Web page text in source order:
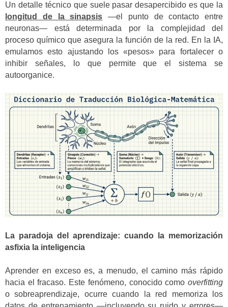
Un detalle técnico que suele pasar desapercibido es que la
longitud de la sinapsis —el punto de contacto entre
neuronas— está determinada por la complejidad del
proceso químico que asegura la función de la red. En la IA,
emulamos esto ajustando los «pesos» para fortalecer o
inhibir señales, lo que permite que el sistema se
autoorganice.
La paradoja del aprendizaje: cuando la memorización
asfixia la inteligencia
Aprender en exceso es, a menudo, el camino más rápido
hacia el fracaso. Este fenómeno, conocido como overfitting
o sobreaprendizaje, ocurre cuando la red memoriza los